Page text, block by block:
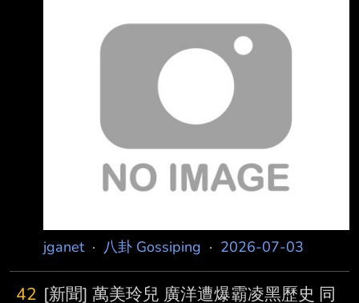
同心會等，廣傳 廣洋的說法，並號召留言支持
鼓勵。 廣洋霸凌傳聞在社群上流傳近一年
件 ，萬美玲今（3）日被媒體問到此事，臭臉拒
絕回應，快步踏入立法院議場。 廣洋遭控霸凌
廣洋登記參選桃園市議員之後，隨即有多名聲稱
是他國高中同學的網友指控他霸凌，曾遭 廣洋
帶頭言語羞辱，在校車上被叫「阿醜」，還曾嗆
聲「你知道我媽媽是誰嗎？也有人說當 年考試
考不好，萬美玲直接找老師談，甚至「全校因為
他重考一次」；也有人指出他在學校 偷抽菸被
jganet· 八卦 Gossiping · 2026-07-03
42 [新聞] 萬美玲兒 廣洋遭爆霸凌黑歷史 同